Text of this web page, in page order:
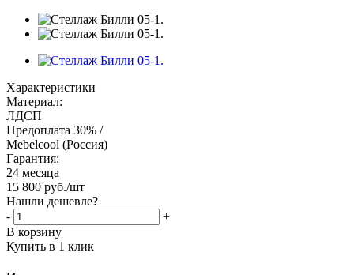
Характеристики
Материал:
ЛДСП
Предоплата 30% /
Mebelcool (Россия)
Гарантия:
24 месяца
15 800 руб./шт
Нашли дешевле?
-
+
В корзину
Купить в 1 клик